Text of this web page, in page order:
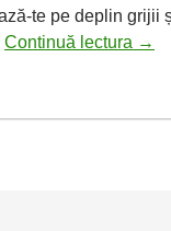
te pe deplin
Continuă lectura
te
→